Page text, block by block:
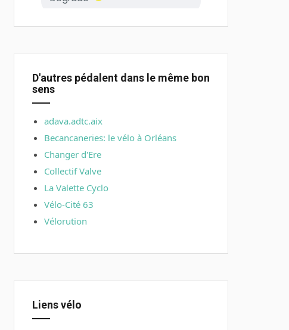
D'autres pédalent dans le même bon
sens
adava.adtc.aix
Becancaneries: le vélo à Orléans
Changer d'Ere
Collectif Valve
La Valette Cyclo
Vélo-Cité 63
Vélorution
Liens vélo